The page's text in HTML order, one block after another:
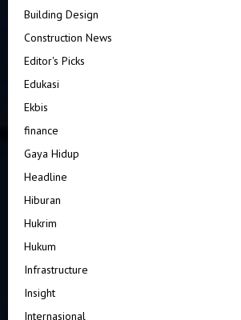
Building Design
Construction News
Editor's Picks
Edukasi
Ekbis
finance
Gaya Hidup
Headline
Hiburan
Hukrim
Hukum
Infrastructure
Insight
Internasional